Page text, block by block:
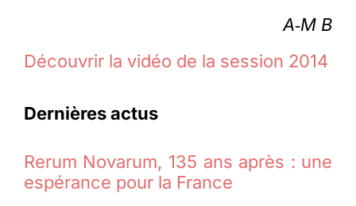
A‑M B
Découvrir la vidéo de la session 2014
Dernières actus
Rerum Novarum, 135 ans après : une
espérance pour la France